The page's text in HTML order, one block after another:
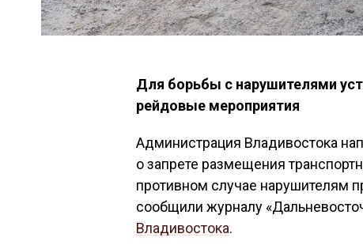
Для борьбы с нарушителями
рейдовые мероприятия
Администрация Владивостока
о запрете размещения
противном случае нарушителям
сообщили журналу
Владивостока.